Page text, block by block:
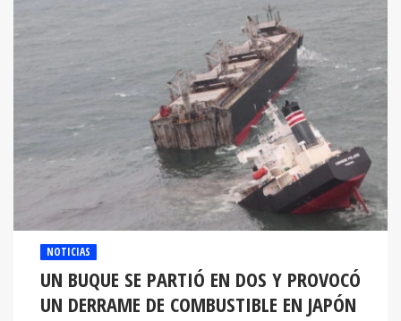
NOTICIAS
UN BUQUE SE PARTIÓ EN DOS Y PROVOCÓ
UN DERRAME DE COMBUSTIBLE EN JAPÓN